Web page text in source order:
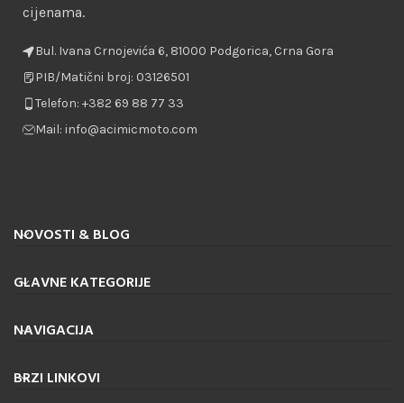
cijenama.
Bul. Ivana Crnojevića 6, 81000 Podgorica, Crna Gora
PIB/Matični broj: 03126501
Telefon: +382 69 88 77 33
Mail: info@acimicmoto.com
NOVOSTI & BLOG
GLAVNE KATEGORIJE
NAVIGACIJA
BRZI LINKOVI